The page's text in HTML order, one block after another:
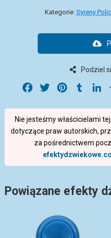
Kategorie: Syreny
Podziel
Facebook
Twitter PinterestTumblr
Nie jesteśmy właścicielami
dotyczące praw autorskich,
za pośrednictwem
Powiązane efekty